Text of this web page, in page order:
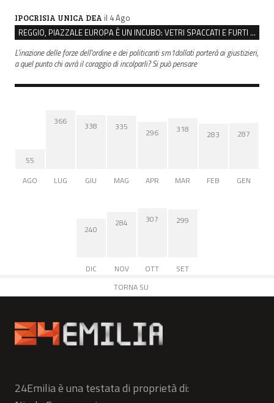
IPOCRISIA UNICA DEA il 4 Ago
REGGIO, PIAZZALE EUROPA È UN INCUBO: VETRI SPACCATI E FURTI SULLE AUTO IN SOSTA
L'inazione delle forze dell'ordine e dei politicanti sm1dollati porterà ai giustizieri,
a quel punto chi avrà il coraggio di incolparli? Si può pensare
55
AGO
366
LUG
338
GIU
335
MAG
296
APR
318
MAR
283
FEB
287
GEN
240
DIC
284
NOV
307
OTT
299
SET
TORNA SU
24Emilia è una testata di proprietà di: